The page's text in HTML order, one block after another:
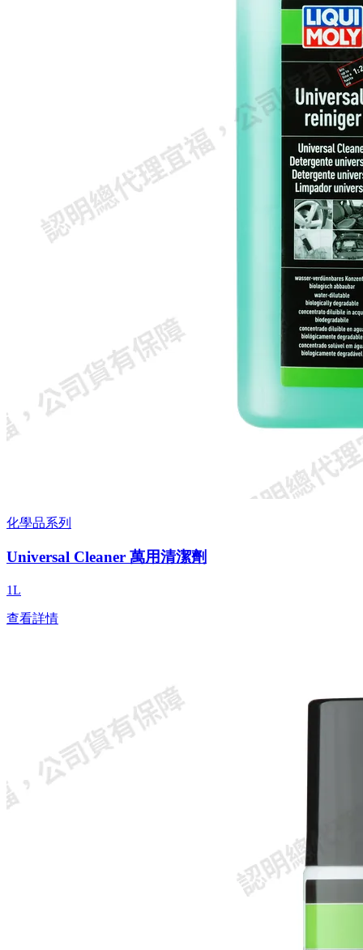
化學品系列
Universal Cleaner 萬用清潔劑
1L
查看詳情